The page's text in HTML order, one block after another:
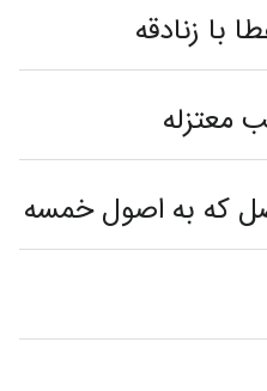
با زنادقه
معتزله
که به اصول خمسه